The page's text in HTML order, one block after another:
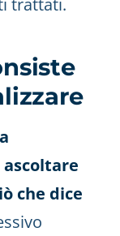
trattati.
che dice